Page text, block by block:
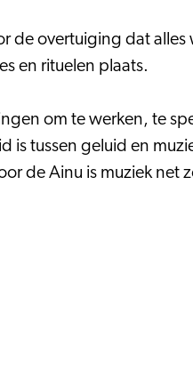
de overtuiging dat
en rituelen plaats.
om te werken, te
tussen geluid en
de Ainu is muziek net